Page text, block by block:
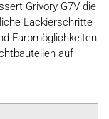
Grivory G7V die
Lackierschritte
Farbmöglichkeiten
auf